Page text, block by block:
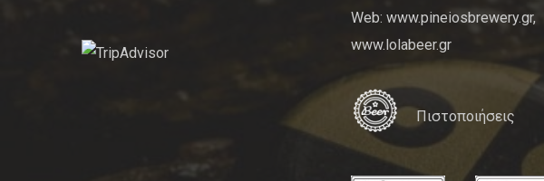
Web: www.pineiosbrewery.gr,
www.lolabeer.gr
Πιστοποιήσεις